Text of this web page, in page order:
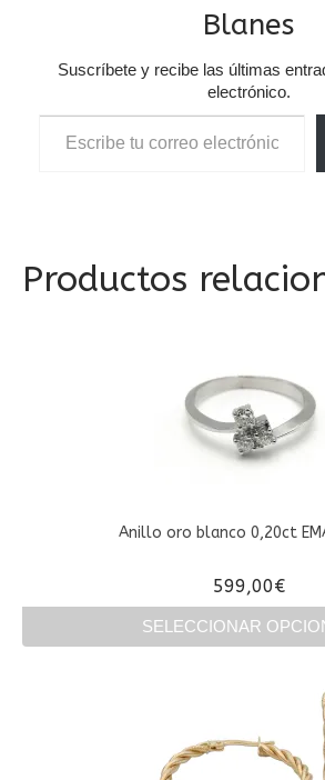
Blanes
Suscríbete y recibe las últimas
electrónico.
Escribe tu correo electrónico…
Productos
Anillo oro blanco 0,20ct
599,00€
SELECCIONAR
variantes.